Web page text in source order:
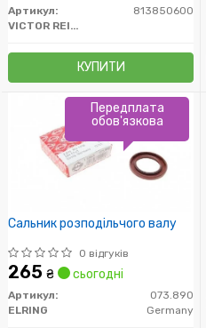
Артикул:
813850600
VICTOR REINZ
КУПИТИ
Сальник розподільчого валу
0 відгуків
265 ₴ сьогодні
Артикул:
073.890
ELRING
Germany
Передплата
обов'язкова